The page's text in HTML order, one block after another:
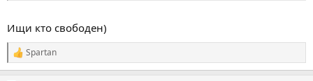
Ищи кто свободен)
Р
е
Spartan